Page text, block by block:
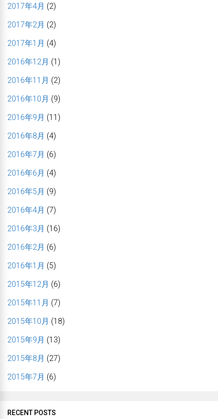
2017年4月 (2)
2017年2月 (2)
2017年1月 (4)
2016年12月 (1)
2016年11月 (2)
2016年10月 (9)
2016年9月 (11)
2016年8月 (4)
2016年7月 (6)
2016年6月 (4)
2016年5月 (9)
2016年4月 (7)
2016年3月 (16)
2016年2月 (6)
2016年1月 (5)
2015年12月 (6)
2015年11月 (7)
2015年10月 (18)
2015年9月 (13)
2015年8月 (27)
2015年7月 (6)
RECENT POSTS